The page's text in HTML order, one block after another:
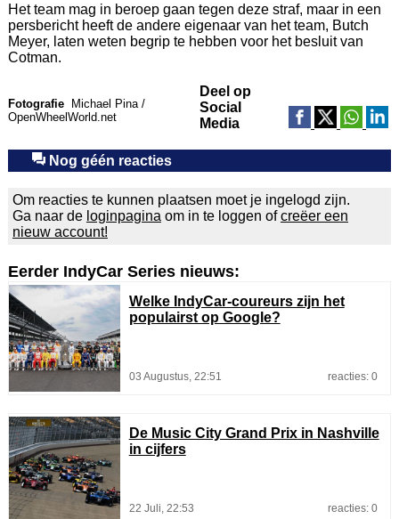
Het team mag in beroep gaan tegen deze straf, maar in een
persbericht heeft de andere eigenaar van het team, Butch
Meyer, laten weten begrip te hebben voor het besluit van
Cotman.
Fotografie
Michael Pina /
OpenWheelWorld.net
Deel op
Social
Media
Nog géén reacties
Om reacties te kunnen plaatsen moet je ingelogd zijn.
Ga naar de loginpagina om in te loggen ofcreëer een
nieuw account!
Eerder IndyCar Series nieuws:
Welke IndyCar-coureurs zijn het
populairst op Google?
03 Augustus, 22:51 reacties: 0
De Music City Grand Prix in Nashville
in cijfers
22 Juli, 22:53 reacties: 0